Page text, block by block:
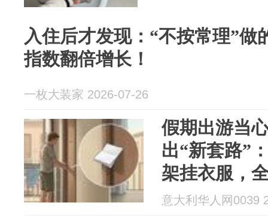
入住后才发现：“不按常理”做
指数翻倍增长！
一枚大装家 2026-07-26
假期出游当
出“新套路”
架挂衣服，
意大利华人网0039